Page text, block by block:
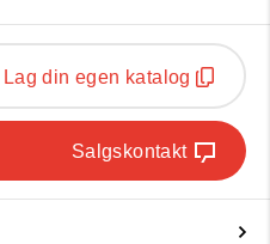
Lag din egen katalog
Salgskontakt